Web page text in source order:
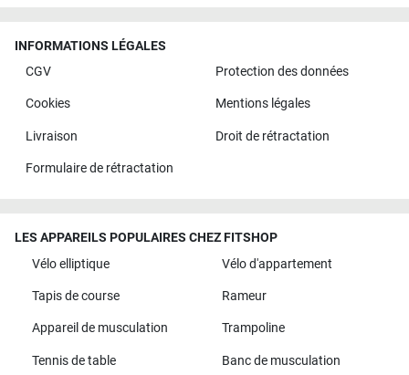
INFORMATIONS LÉGALES
CGV
Protection des données
Cookies Mentions légales
Livraison Droit de rétractation
Formulaire de rétractation
LES APPAREILS POPULAIRES CHEZ FITSHOP
Vélo elliptique
Vélo d'appartement
Tapis de course Rameur
Appareil de musculation Trampoline
Tennis de table Banc de musculation